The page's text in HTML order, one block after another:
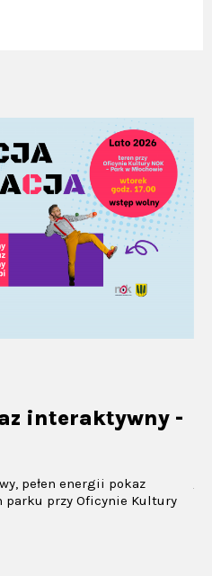
interaktywny -
pełen energii pokaz
parku przy Oficynie Kultury